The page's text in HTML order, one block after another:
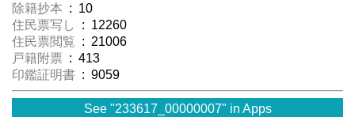
除籍抄本 : 10
住民票写し
: 12260
住民票閲覧 : 21006
戸籍附票 : 413
印鑑証明書 : 9059
See "233617_00000007" in Apps